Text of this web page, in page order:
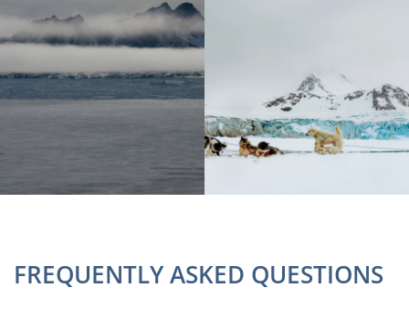
FREQUENTLY ASKED QUESTIONS